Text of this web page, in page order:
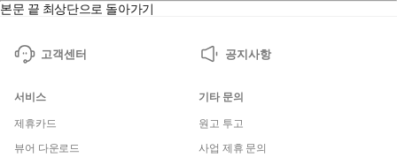
본문 끝 최상단으로 돌아가기
고객센터 공지사항
서비스
제휴카드
뷰어 다운로드
기타 문의
원고 투고
사업 제휴 문의